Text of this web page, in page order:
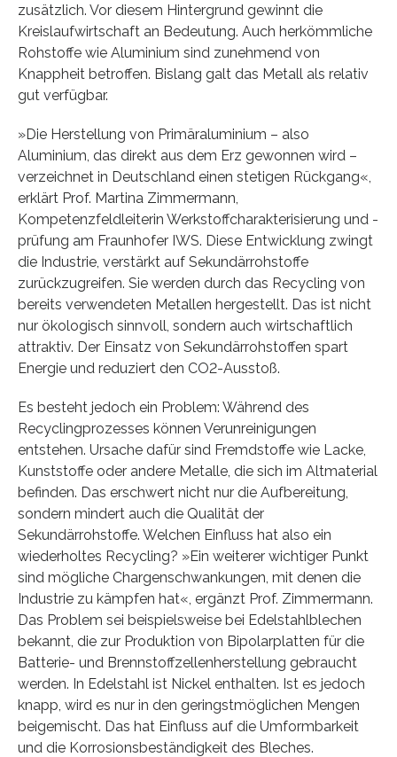
zusätzlich. Vor diesem Hintergrund gewinnt die
Kreislaufwirtschaft an Bedeutung. Auch herkömmliche
Rohstoffe wie Aluminium sind zunehmend von
Knappheit betroffen. Bislang galt das Metall als relativ
gut verfügbar.
»Die Herstellung von Primäraluminium – also
Aluminium, das direkt aus dem Erz gewonnen wird –
verzeichnet in Deutschland einen stetigen Rückgang«,
erklärt Prof. Martina Zimmermann,
Kompetenzfeldleiterin Werkstoffcharakterisierung und -
prüfung am Fraunhofer IWS. Diese Entwicklung zwingt
die Industrie, verstärkt auf Sekundärrohstoffe
zurückzugreifen. Sie werden durch das Recycling von
bereits verwendeten Metallen hergestellt. Das ist nicht
nur ökologisch sinnvoll, sondern auch wirtschaftlich
attraktiv. Der Einsatz von Sekundärrohstoffen spart
Energie und reduziert den CO2-Ausstoß.
Es besteht jedoch ein Problem: Während des
Recyclingprozesses können Verunreinigungen
entstehen. Ursache dafür sind Fremdstoffe wie Lacke,
Kunststoffe oder andere Metalle, die sich im Altmaterial
befinden. Das erschwert nicht nur die Aufbereitung,
sondern mindert auch die Qualität der
Sekundärrohstoffe. Welchen Einfluss hat also ein
wiederholtes Recycling? »Ein weiterer wichtiger Punkt
sind mögliche Chargenschwankungen, mit denen die
Industrie zu kämpfen hat«, ergänzt Prof. Zimmermann.
Das Problem sei beispielsweise bei Edelstahlblechen
bekannt, die zur Produktion von Bipolarplatten für die
Batterie- und Brennstoffzellenherstellung gebraucht
werden. In Edelstahl ist Nickel enthalten. Ist es jedoch
knapp, wird es nur in den geringstmöglichen Mengen
beigemischt. Das hat Einfluss auf die Umformbarkeit
und die Korrosionsbeständigkeit des Bleches.